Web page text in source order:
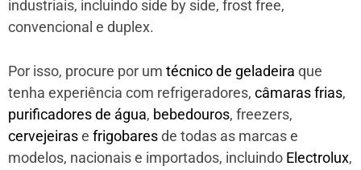
industriais, incluindo side by side, frost free,
convencional e duplex.
Por isso, procure por um técnico de geladeira que
tenha experiência com refrigeradores, câmaras frias,
purificadores de água, bebedouros, freezers,
cervejeirase frigobaresde todas as marcas e
modelos, nacionais e importados, incluindo Electrolux,